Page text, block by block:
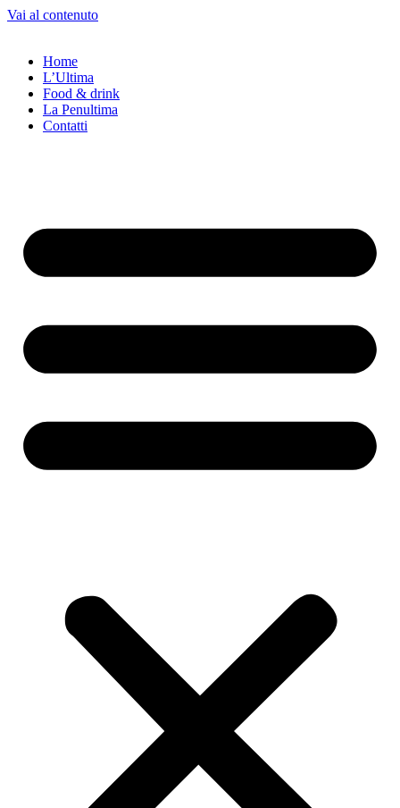
Vai al contenuto
Home
L’Ultima
Food & drink
La Penultima
Contatti